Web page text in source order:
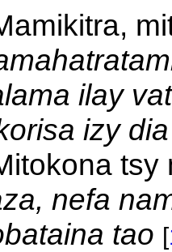
ilay
izy
nefa
tao [